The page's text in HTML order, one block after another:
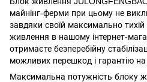
майнінг-ферми при цьому не
завдяки своїй максимально
живлення в нашому інтернет-
отримаєте безперебійну
можливих перешкод і гарантію на
Максимальна потужність блоку